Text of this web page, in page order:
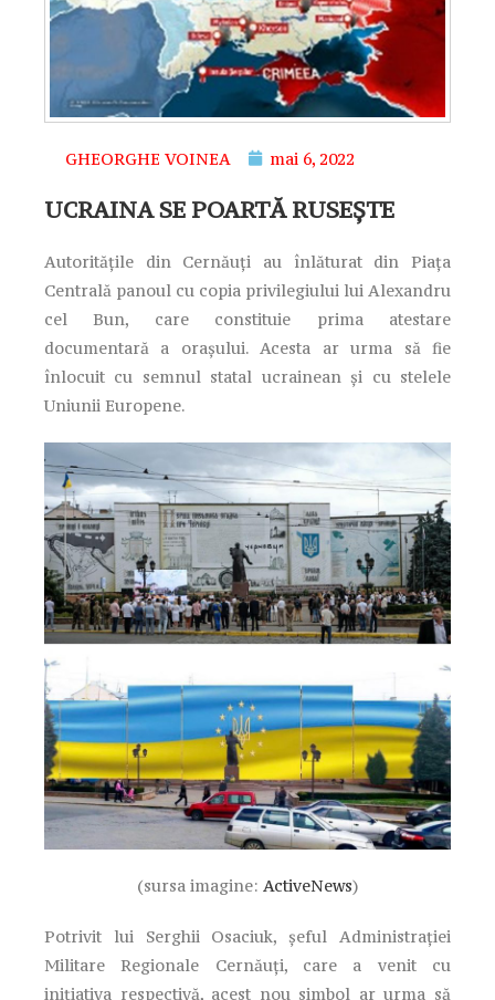
GHEORGHE VOINEA mai 6, 2022
UCRAINA SE POARTĂ RUSEȘTE
Autoritățile din Cernăuți au înlăturat din Piața
Centrală panoul cu copia privilegiului lui Alexandru
cel Bun, care constituie prima atestare
documentară a orașului. Acesta ar urma să fie
înlocuit cu semnul statal ucrainean și cu stelele
Uniunii Europene.
(sursa imagine: ActiveNews)
Potrivit lui Serghii Osaciuk, șeful Administrației
Militare Regionale Cernăuți, care a venit cu
inițiativa respectivă, acest nou simbol ar urma să